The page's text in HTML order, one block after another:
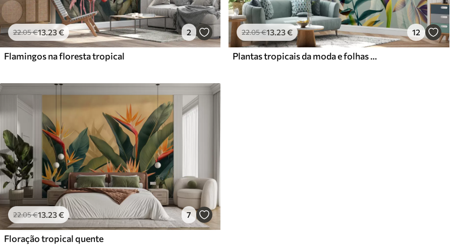
22.05€13 .23€ 2
Flamingos na floresta tropical
22.05€13 .23€ 12
Plantas tropicais da moda e folhas em cores brilhantes
22.05€13.23€ 7
Floração tropical quente